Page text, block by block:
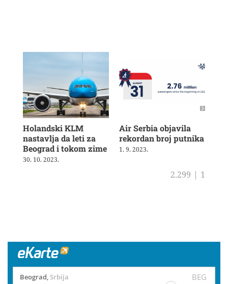
Holandski KLM
nastavlja da leti za
Beograd i tokom zime
30. 10. 2023.
Air Serbia objavila
rekordan broj putnika
1. 9. 2023.
2.299 | 1
Beograd, Srbija BEG